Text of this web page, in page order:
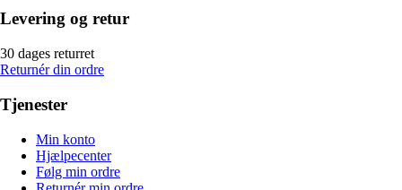
Levering og retur
30 dages returret
Returnér din ordre
Tjenester
Min konto
Hjælpecenter
Følg min ordre